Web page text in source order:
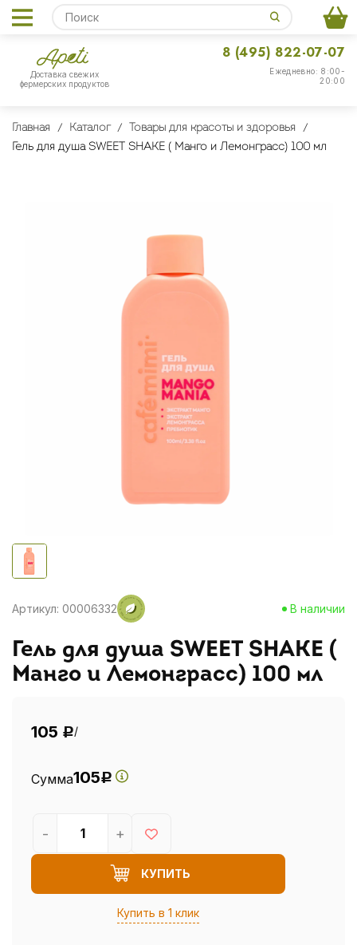
Доставка свежих
фермерских продуктов
Ежедневно: 8:00-
20:00
8 (495) 822-07-07
Главная Каталог
Товары для красоты и здоровья
Гель для душа SWEET SHAKE ( Манго и Лемонграсс) 100 мл
Артикул: 00006332 В наличии
Гель для душа SWEET SHAKE (
Манго и Лемонграсс) 100 мл
105 Р/
Сумма105Р
КУПИТЬ
Купить в 1 клик
- +